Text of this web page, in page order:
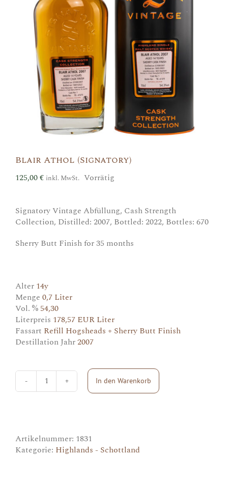
Blair Athol (Signatory)
125,00€ inkl. MwSt. Vorrätig
Signatory Vintage Abfüllung, Cash Strength
Collection, Distilled: 2007, Bottled: 2022, Bottles: 670
Sherry Butt Finish for 35 months
Alter 14y
Menge 0,7 Liter
Vol. % 54,30
Literpreis 178,57 EUR Liter
Fassart Refill Hogsheads + Sherry Butt Finish
Destillation Jahr2007
Blair
Athol
In den Warenkorb
Artikelnummer: 1831
Kategorie: Highlands - Schottland